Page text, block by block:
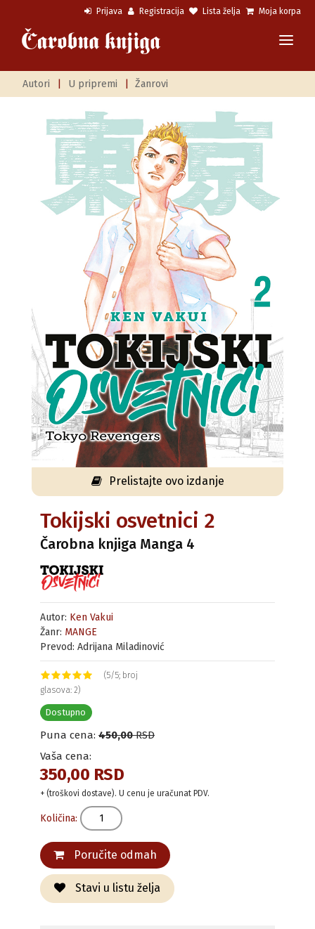
Prijava Registracija Lista želja Moja korpa
Autori U pripremi Žanrovi
Prelistajte ovo izdanje
Tokijski osvetnici 2
Čarobna knjiga Manga 4
Autor: Ken Vakui
Žanr: MANGE
Prevod: Adrijana Miladinović
(5/5; broj
glasova: 2)
Dostupno
Puna cena: 450,00RSD
Vaša cena:
350,00 RSD
+ (troškovi dostave). U cenu je uračunat PDV.
Količina:
Poručite odmah
Stavi u listu želja